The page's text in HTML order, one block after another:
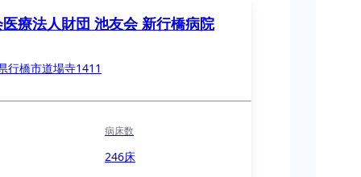
療法人財団 池友会 新行橋病院
行橋市道場寺1411
病床数
246床